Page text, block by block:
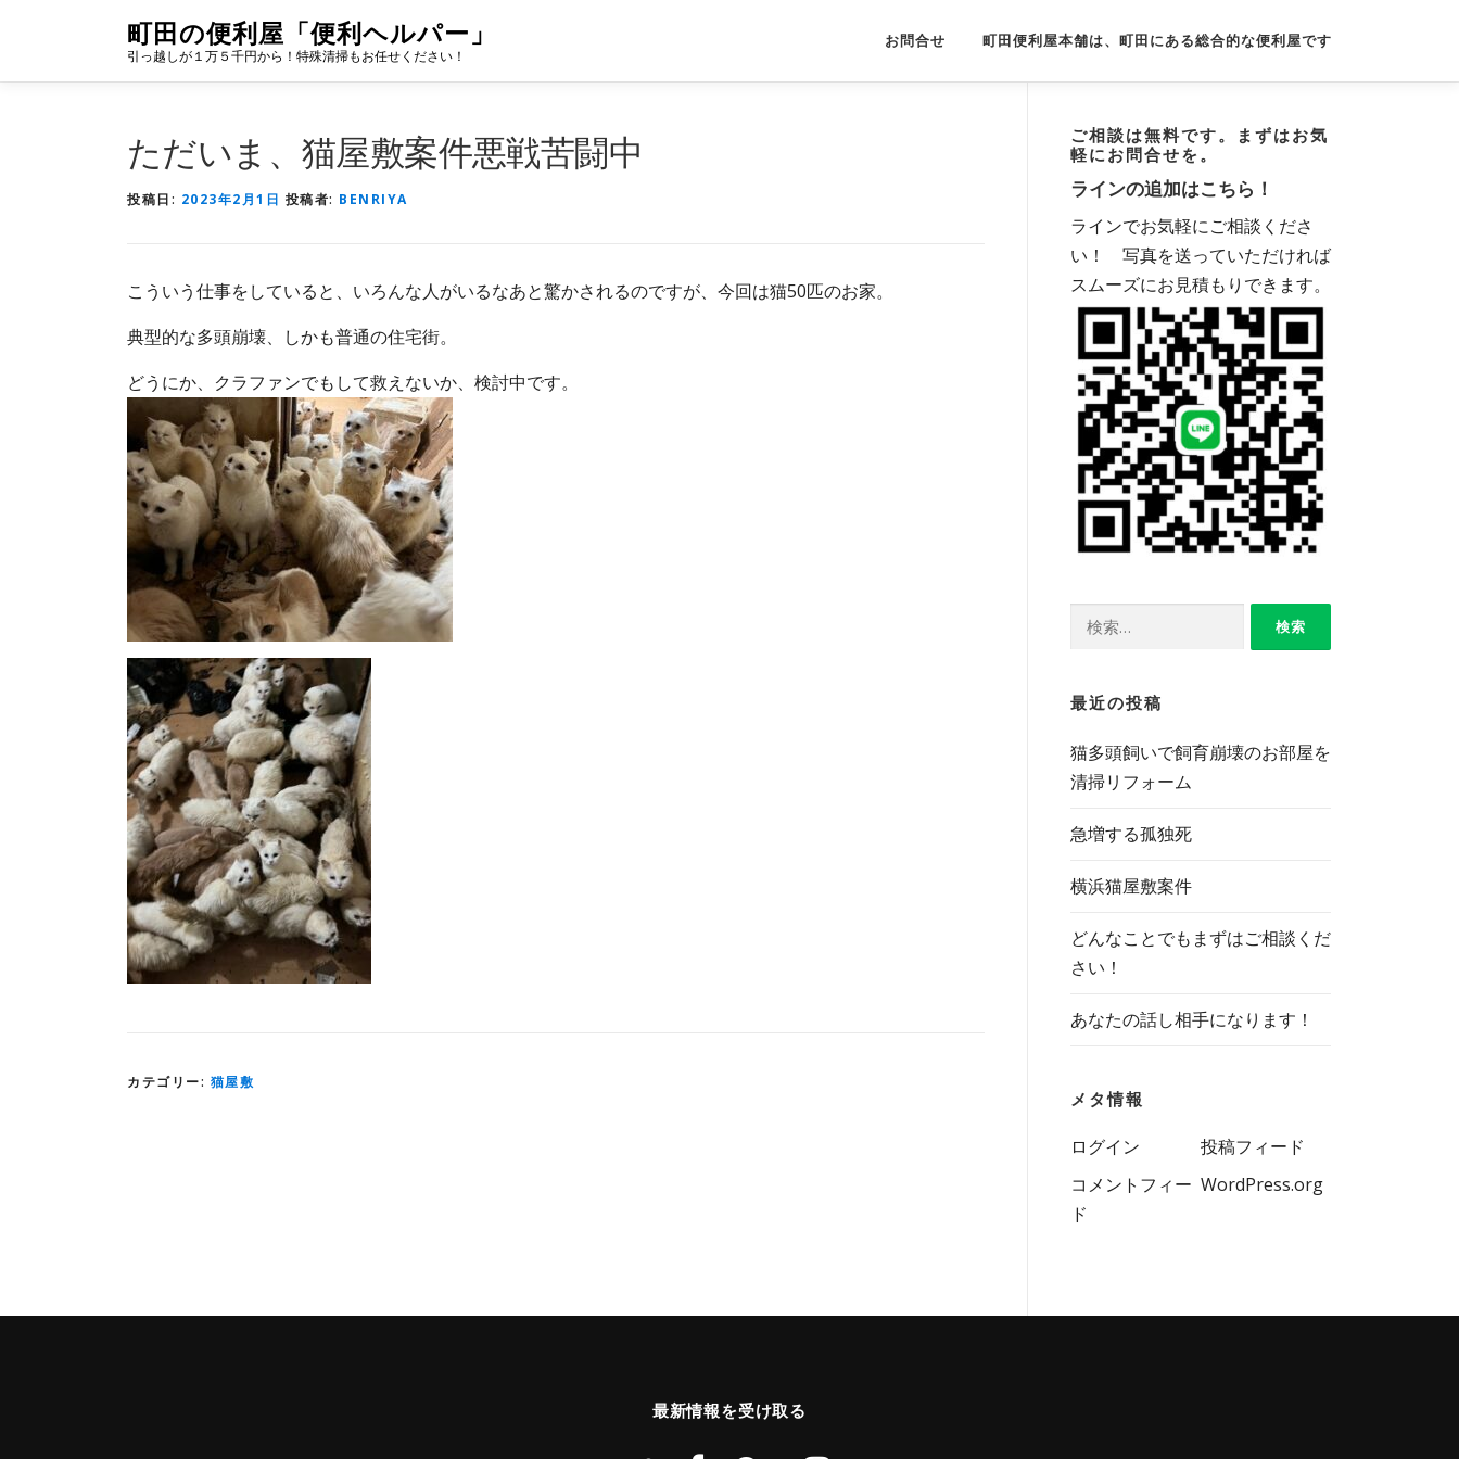
町田の便利屋「便利ヘルパー」
引っ越しが１万５千円から！特殊清掃もお任せください！
お問合せ 町田便利屋本舗は、町田にある総合的な便利屋です
ただいま、猫屋敷案件悪戦苦闘中
投稿日: 2023年2月1日 投稿者: BENRIYA
こういう仕事をしていると、いろんな人がいるなあと驚かされるのですが、今回は猫50匹のお家。
典型的な多頭崩壊、しかも普通の住宅街。
どうにか、クラファンでもして救えないか、検討中です。
カテゴリー: 猫屋敷
ご相談は無料です。まずはお気
軽にお問合せを。
ラインの追加はこちら！
ラインでお気軽にご相談くださ
い！ 写真を送っていただければ
スムーズにお見積もりできます。
最近の投稿
猫多頭飼いで飼育崩壊のお部屋を
清掃リフォーム
急増する孤独死
横浜猫屋敷案件
どんなことでもまずはご相談くだ
さい！
あなたの話し相手になります！
メタ情報
ログイン
投稿フィード
コメントフィー
ド
WordPress.org
最新情報を受け取る